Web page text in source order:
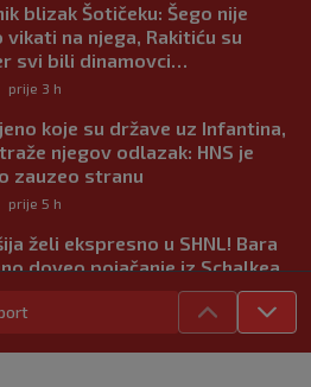
blizak Šotičeku: Šego nije
na njega, Rakitiću su
svi bili dinamovci…
prije 3 h
koje su države uz Infantina,
njegov odlazak: HNS je
zauzeo stranu
prije 5 h
želi ekspresno u SHNL! Bara
doveo pojačanje iz Schalkea
se vraća u Premier ligu,
suigrač bivšeg Vatrenog